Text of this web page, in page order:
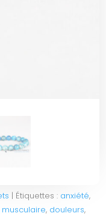
Étiquettes : anxiété,
, douleurs,